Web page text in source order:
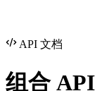
API 文档
组合API